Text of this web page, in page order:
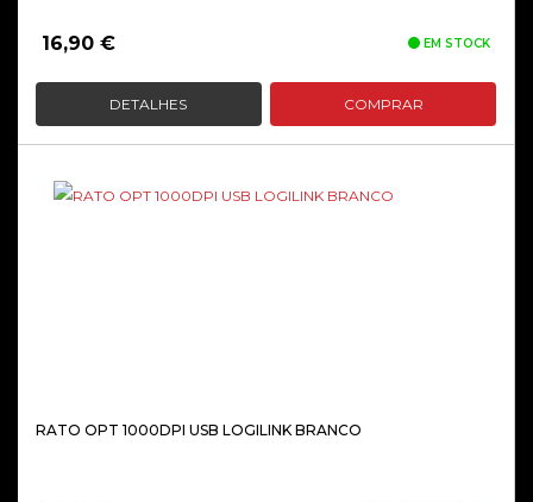
16,90 € EM STOCK
DETALHES COMPRAR
RATO OPT 1000DPI USB LOGILINK BRANCO